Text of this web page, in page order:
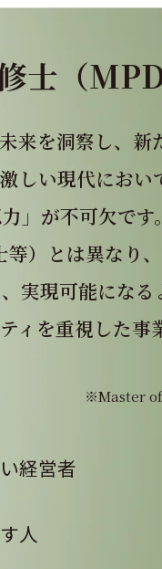
士（
来を洞察し、新
しい現代におい
」が不可欠です。
）とは異なり
実現可能になる
ィを重視した事
※Master
経営者
⼈